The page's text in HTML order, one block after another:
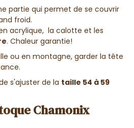
partie qui permet de se couvrir
froid.
acrylique, la calotte et les
. Chaleur garantie!
ou en montagne, garder la tête
s'ajuster de la taille 54 à 59
Chamonix